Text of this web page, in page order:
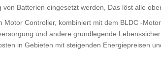
von Batterien eingesetzt werden, Das löst alle
Motor Controller, kombiniert mit dem BLDC -
und andere grundlegende
in Gebieten mit steigenden Energiepreisen